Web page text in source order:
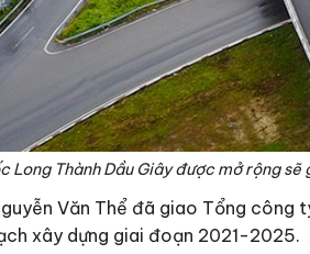
Long Thành Dầu Giây được mở rộng
Văn Thể đã giao Tổng
xây dựng giai đoạn 2021-2025.